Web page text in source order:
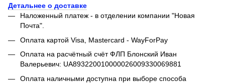
Детальнее о доставке
Наложенный платеж - в отделении компании "Новая
Почта".
Оплата картой Visa, Mastercard - WayForPay
Оплата на расчётный счёт ФЛП Блонский Иван
Валерьевич: UA893220010000026009330069881
Оплата наличными доступна при выборе способа